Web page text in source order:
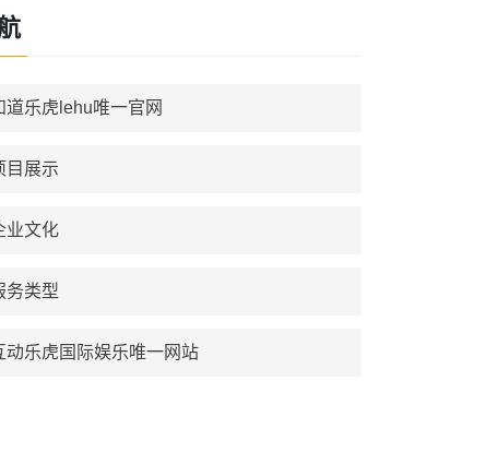
道乐虎lehu唯一官网
目展示
业文化
务类型
动乐虎国际娱乐唯一网站